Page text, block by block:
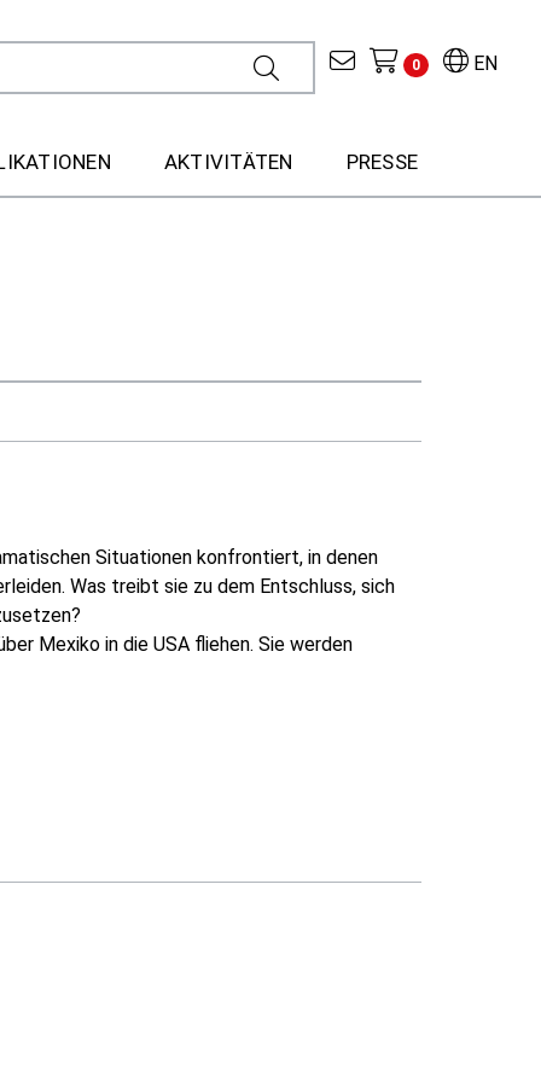
EN
0
AKTIVITÄTEN PRESSE
Situationen konfrontiert, in denen
Was treibt sie zu dem Entschluss, sich
Mexiko in die USA fliehen. Sie werden